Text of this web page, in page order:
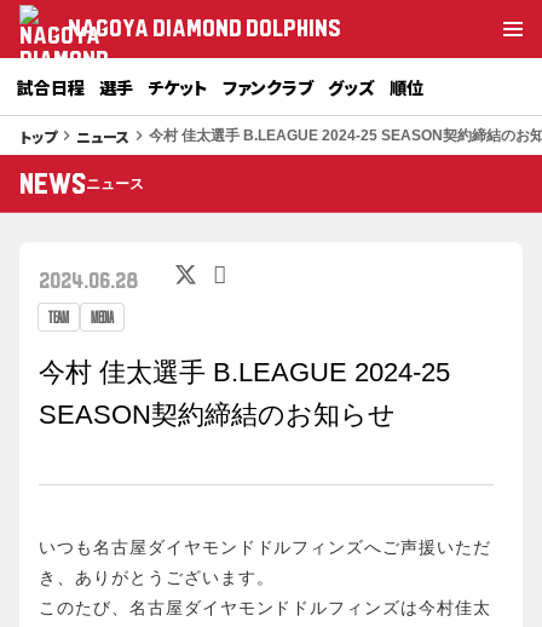
NAGOYA DIAMOND DOLPHINS
試合日程 選手 チケット ファンクラブ グッズ 順位
トップkeyboard_arrow_right ニュース keyboard_arrow_right 今村 佳太選手 B.LEAGUE 2024-25 SEASON契約締結のお
NEWSニュース
TEAM MEDIA
2024.06.28
今村 佳太選手 B.LEAGUE 2024-25
SEASON契約締結のお知らせ
いつも名古屋ダイヤモンドドルフィンズへご声援いただ
き、ありがとうございます。
このたび、名古屋ダイヤモンドドルフィンズは今村佳太